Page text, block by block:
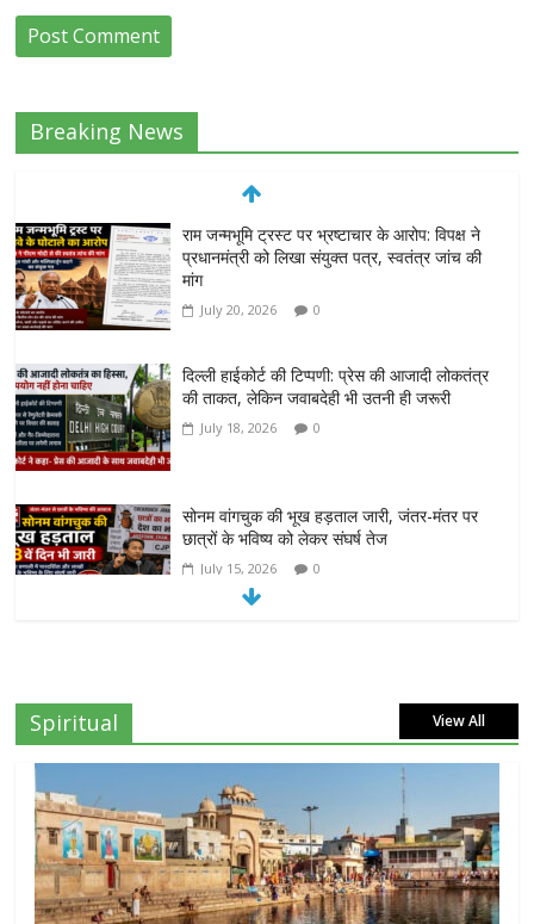
Breaking News
राम जन्मभूमि ट्रस्ट पर भ्रष्टाचार के आरोप: विपक्ष ने
प्रधानमंत्री को लिखा संयुक्त पत्र, स्वतंत्र जांच की
मांग
July 20, 2026 0
दिल्ली हाईकोर्ट की टिप्पणी: प्रेस की आजादी लोकतंत्र
की ताकत, लेकिन जवाबदेही भी उतनी ही जरूरी
July 18, 2026 0
सोनम वांगचुक की भूख हड़ताल जारी, जंतर-मंतर पर
छात्रों के भविष्य को लेकर संघर्ष तेज
July 15, 2026 0
7वें वेतनमान की मांग: जल निगम पेंशनरों ने रक्षा मंत्री
राजनाथ सिंह से लगाई गुहार
July 7, 2026 0
Spiritual View All